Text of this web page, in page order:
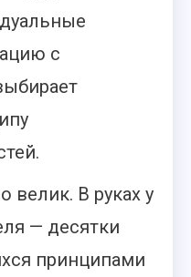
с
велик. В руках у
— десятки
принципами